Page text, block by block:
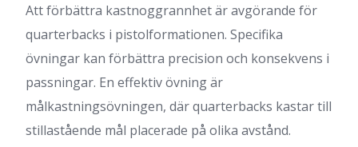
Att förbättra kastnoggrannhet är avgörande för
quarterbacks i pistolformationen. Specifika
övningar kan förbättra precision och konsekvens i
passningar. En effektiv övning är
målkastningsövningen, där quarterbacks kastar till
stillastående mål placerade på olika avstånd.